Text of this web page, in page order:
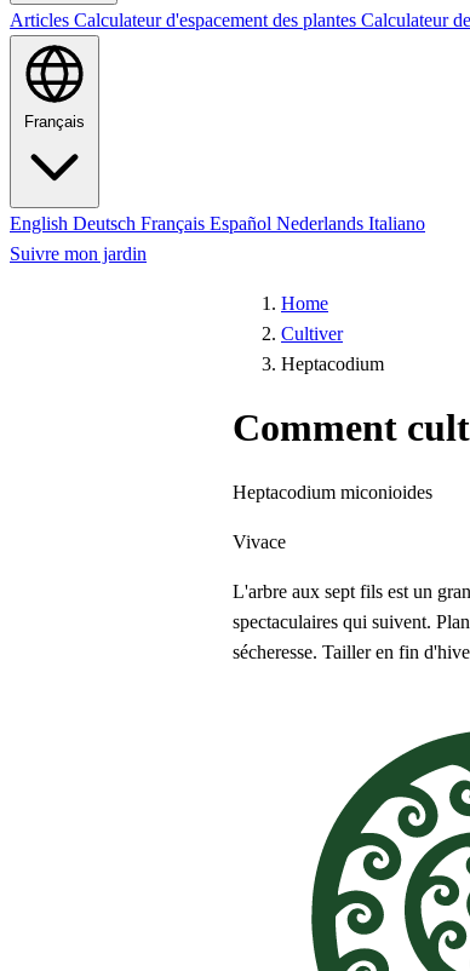
Articles Calculateur d'espacement des plantes Calculateur
Français
English Deutsch Français Español Nederlands Italiano
Suivre mon jardin
Home
Cultiver
Heptacodium
Comment
Heptacodium miconioides
Vivace
L'arbre aux sept fils est un
spectaculaires qui suivent.
sécheresse. Tailler en fin